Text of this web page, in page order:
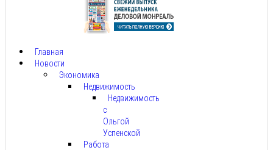
Главная
Новости
Экономика
Недвижимость
Недвижимость
с
Ольгой
Успенской
Работа